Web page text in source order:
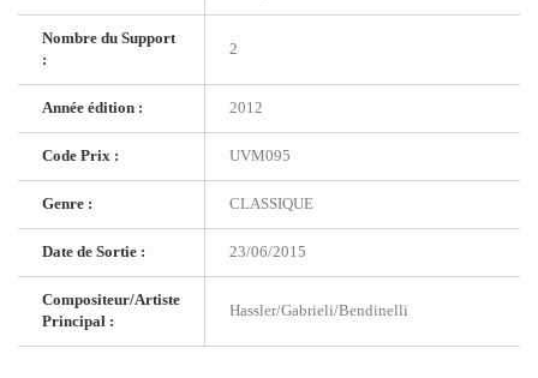
Nombre du Support
:
2
Année édition : 2012
Code Prix : UVM095
Genre : CLASSIQUE
Date de Sortie : 23/06/2015
Compositeur/Artiste
Principal :
Hassler/Gabrieli/Bendinelli